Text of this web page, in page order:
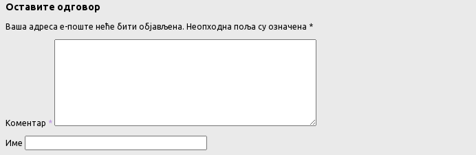
Оставите одговор
Ваша адреса е-поште неће бити објављена. Неопходна поља су означена *
Коментар *
Име